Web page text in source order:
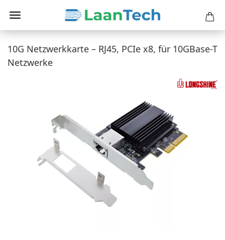
10G Netzwerkkarte – RJ45, PCIe x8, für 10GBase-T
Netzwerke